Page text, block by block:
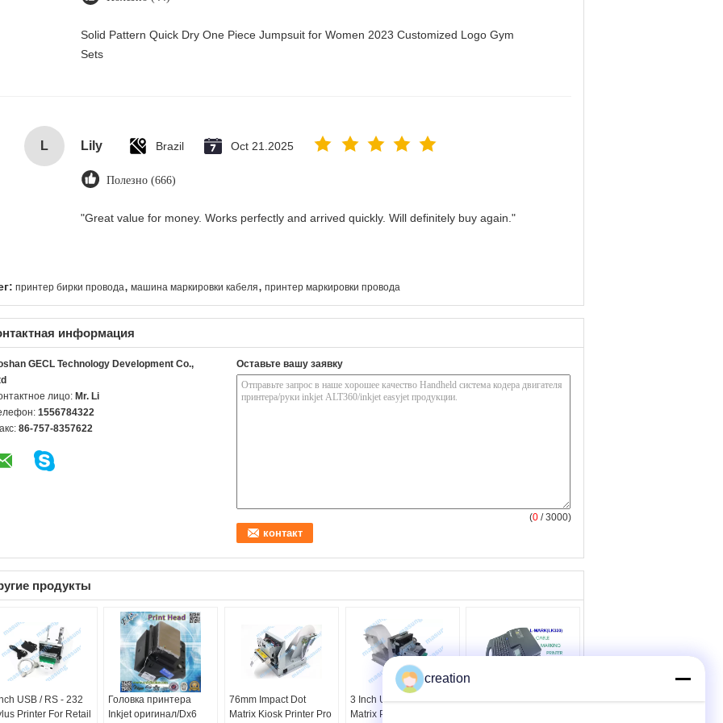
Solid Pattern Quick Dry One Piece Jumpsuit for Women 2023 Customized Logo Gym
Sets
L Lily Brazil Oct 21.2025
Полезно (666)
"Great value for money. Works perfectly and arrived quickly. Will definitely buy again."
принтер бирки провода, машина маркировки кабеля, принтер маркировки провода
информация
GECL Technology Development Co.,
лицо: Mr. Li
1556784322
86-757-8357622
Оставьте вашу заявку
(0 / 3000)
продукты
USB / RS - 232
Printer For Retail
Головка принтера
Inkjet оригинал/Dx6
76mm Impact Dot
Matrix Kiosk Printer Pro
3 Inch USB Impact Dot
Matrix Printer With Ultra
принтер маркировки
creation